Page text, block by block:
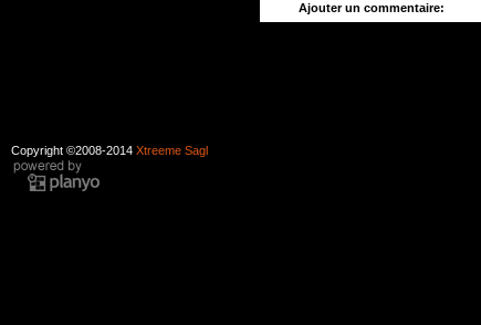
Ajouter un commentaire:
Copyright ©2008-2014 Xtreeme Sagl